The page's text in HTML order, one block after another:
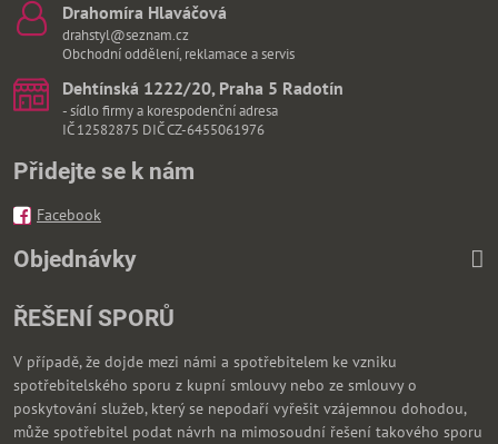
Drahomíra Hlaváčová
drahstyl@seznam.cz
Obchodní oddělení, reklamace a servis
Dehtínská 1222/20, Praha 5 Radotín
- sídlo firmy a korespodenční adresa
IČ 12582875 DIČ CZ-6455061976
Přidejte se k nám
Facebook
Objednávky
ŘEŠENÍ SPORŮ
V případě, že dojde mezi námi a spotřebitelem ke vzniku
spotřebitelského sporu z kupní smlouvy nebo ze smlouvy o
poskytování služeb, který se nepodaří vyřešit vzájemnou dohodou,
může spotřebitel podat návrh na mimosoudní řešení takového sporu